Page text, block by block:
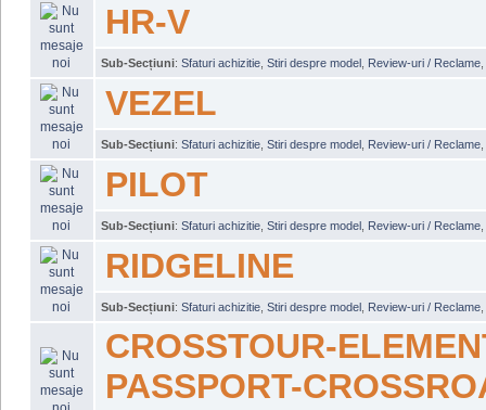
HR-V
Sub-Secțiuni: Sfaturi achizitie Stiri despre model Review-uri / Reclame
VEZEL
Sub-Secțiuni: Sfaturi achizitie Stiri despre model Review-uri / Reclame
PILOT
Sub-Secțiuni: Sfaturi achizitie Stiri despre model Review-uri / Reclame
RIDGELINE
Sub-Secțiuni: Sfaturi achizitie Stiri despre model Review-uri / Reclame
CROSSTOUR-
PASSPORT-